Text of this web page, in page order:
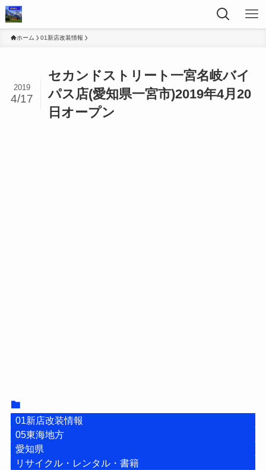
ホーム 01新店改装情報
セカンドストリート一宮名岐バイ
パス店(愛知県一宮市)2019年4月20
日オープン
2019
4/17
01新店改装情報
05東海地方
愛知県
リサイクル・レンタル・書籍